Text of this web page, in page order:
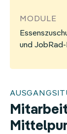
MODULE
und JobRad-